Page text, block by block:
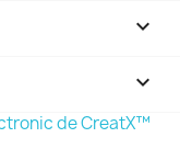


de CreatX™